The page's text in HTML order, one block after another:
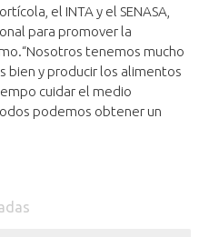
el INTA y el SENASA,
para promover la
tenemos mucho
bien y producir los alimentos
cuidar el medio
podemos obtener un